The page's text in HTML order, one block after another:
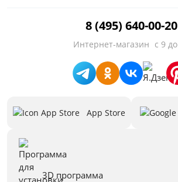
Бежевый
Синий
8 (495) 640-00-20
Интернет-магазин с 9
App Store
3D программа